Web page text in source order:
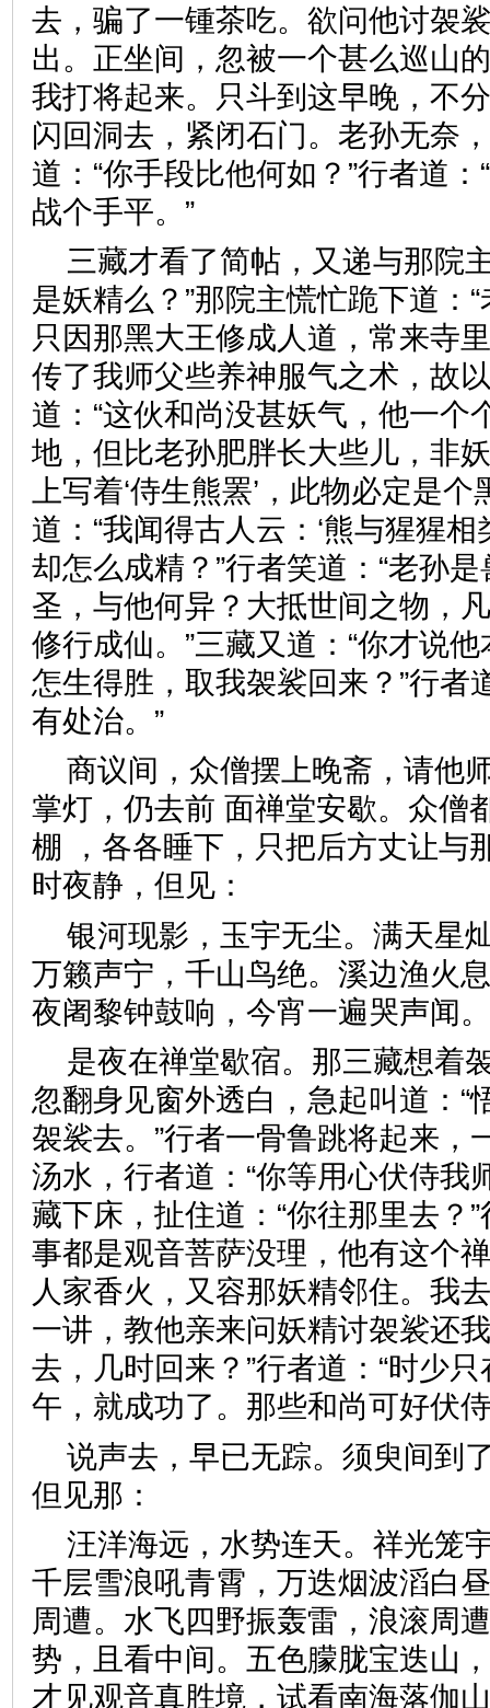
去，骗了一锺茶吃。欲问他讨袈
出。正坐间，忽被一个甚么巡山
我打将起来。只斗到这早晚，不
闪回洞去，紧闭石门。老孙无奈
道：“你手段比他何如？”行者道
战个手平。”
三藏才看了简帖，又递与那院
是妖精么？”那院主慌忙跪下道：
只因那黑大王修成人道，常来寺
传了我师父些养神服气之术，故
道：“这伙和尚没甚妖气，他一个
地，但比老孙肥胖长大些儿，非
上写着‘侍生熊罴’，此物必定是
道：“我闻得古人云：‘熊与猩猩相
却怎么成精？”行者笑道：“老孙
圣，与他何异？大抵世间之物，
修行成仙。”三藏又道：“你才说
怎生得胜，取我袈裟回来？”行者
有处治。”
商议间，众僧摆上晚斋，请他
掌灯，仍去前 面禅堂安歇。众僧
棚 ，各各睡下，只把后方丈让与
时夜静，但见：
银河现影，玉宇无尘。满天星
万籁声宁，千山鸟绝。溪边渔火
夜阇黎钟鼓响，今宵一遍哭
是夜在禅堂歇宿。那三藏想着
忽翻身见窗外透白，急起叫道：“
袈裟去。”行者一骨鲁跳将起来，
汤水，行者道：“你等用心伏侍我
藏下床，扯住道：“你往那里去？
事都是观音菩萨没理，他有这个
人家香火，又容那妖精邻住。我
一讲，教他亲来问妖精讨袈裟还
去，几时回来？”行者道：“时少
午，就成功了。那些和尚可好
说声去，早已无踪。须臾间到
但见那：
汪洋海远，水势连天。祥光笼
千层雪浪吼青霄，万迭烟波滔白
周遭。水飞四野振轰雷，浪滚周
势，且看中间。五色朦胧宝迭山
才见观音真胜境，试看南海落伽